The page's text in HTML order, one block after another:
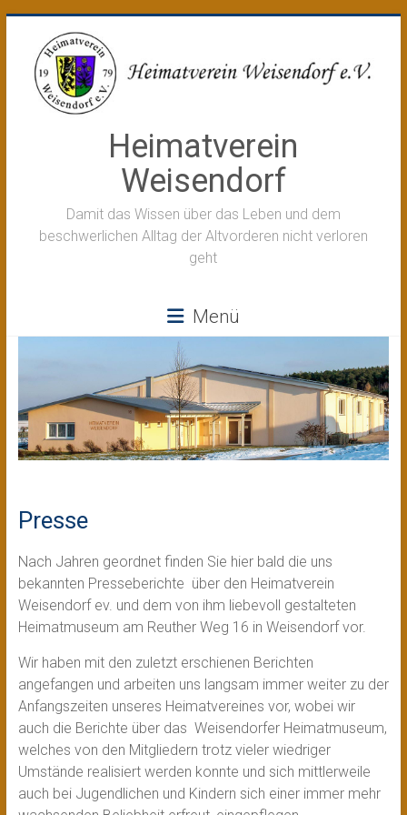
springen
Heimatverein
Weisendorf
Damit das Wissen über das Leben und dem
beschwerlichen Alltag der Altvorderen nicht verloren
geht
Menü
Presse
Nach Jahren geordnet finden Sie hier bald die uns
bekannten Presseberichte über den Heimatverein
Weisendorf ev. und dem von ihm liebevoll gestalteten
Heimatmuseum am Reuther Weg 16 in Weisendorf vor.
Wir haben mit den zuletzt erschienen Berichten
angefangen und arbeiten uns langsam immer weiter zu der
Anfangszeiten unseres Heimatvereines vor, wobei wir
auch die Berichte über das Weisendorfer Heimatmuseum,
welches von den Mitgliedern trotz vieler wiedriger
Umstände realisiert werden konnte und sich mittlerweile
auch bei Jugendlichen und Kindern sich einer immer mehr